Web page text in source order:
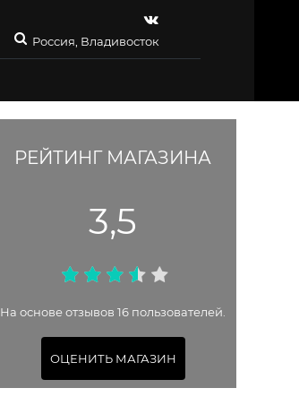
Россия, Владивосток
РЕЙТИНГ МАГАЗИНА
3,5
На основе отзывов 16 пользователей.
ОЦЕНИТЬ МАГАЗИН